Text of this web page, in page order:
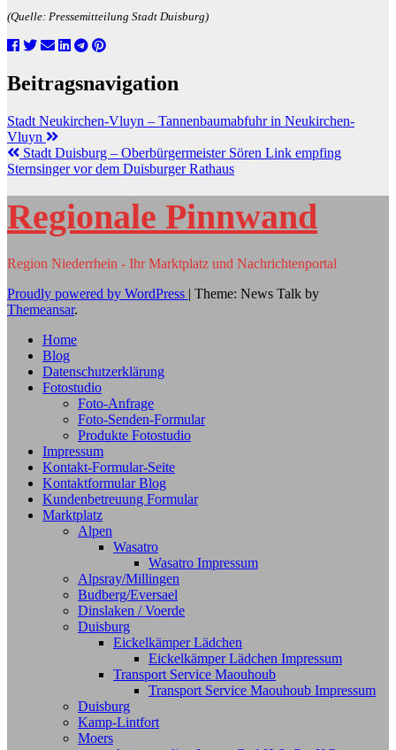
(Quelle: Pressemitteilung Stadt Duisburg)
Beitragsnavigation
Stadt Neukirchen-Vluyn – Tannenbaumabfuhr in Neukirchen-
Vluyn
Stadt Duisburg – Oberbürgermeister Sören Link empfing
Sternsinger vor dem Duisburger Rathaus
Regionale Pinnwand
Region Niederrhein - Ihr Marktplatz und Nachrichtenportal
Proudly powered by WordPress | Theme: News Talk by
Themeansar.
Home
Blog
Datenschutzerklärung
Fotostudio
Foto-Anfrage
Foto-Senden-Formular
Produkte Fotostudio
Impressum
Kontakt-Formular-Seite
Kontaktformular Blog
Kundenbetreuung Formular
Marktplatz
Alpen
Wasatro
Wasatro Impressum
Alpsray/Millingen
Budberg/Eversael
Dinslaken / Voerde
Duisburg
Eickelkämper Lädchen
Eickelkämper Lädchen Impressum
Transport Service Maouhoub
Transport Service Maouhoub Impressum
Duisburg
Kamp-Lintfort
Moers